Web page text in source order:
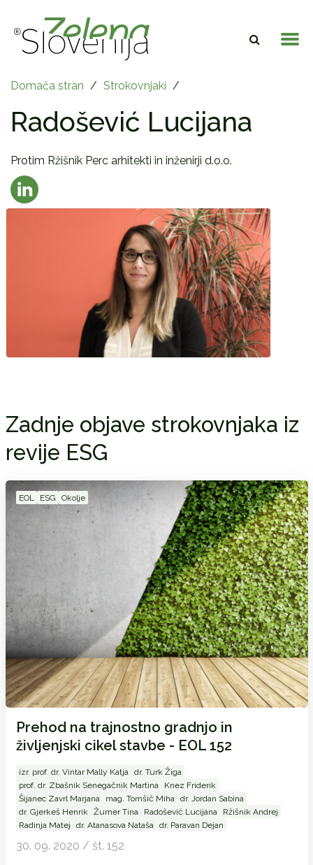
Domača stran / Strokovnjaki /
Radošević Lucijana
Protim Ržišnik Perc arhitekti in inženirji d.o.o.
Zadnje objave strokovnjaka iz
revije ESG
EOL ESG Okolje
Prehod na trajnostno gradnjo in
življenjski cikel stavbe - EOL 152
izr. prof. dr. Vintar Mally Katja
dr. Turk Žiga
prof. dr. Zbašnik Senegačnik Martina
Knez Friderik
Šijanec Zavrl Marjana
mag. Tomšič Miha
dr. Jordan Sabina
dr. Gjerkeš Henrik
Žumer Tina Radošević Lucijana
Ržišnik Andrej
Radinja Matej
dr. Atanasova Nataša dr. Paravan Dejan
30. 09. 2020 / št. 152